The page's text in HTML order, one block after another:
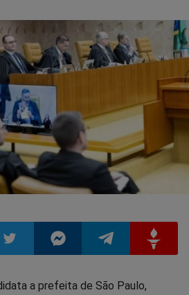
CompartilharCompartilhar
a prefeita de São Paulo,